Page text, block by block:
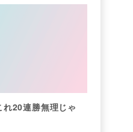
20連勝無理じゃ